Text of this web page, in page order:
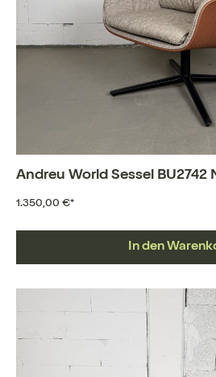
Andreu World Sessel BU2742
1.350,00 €*
In den